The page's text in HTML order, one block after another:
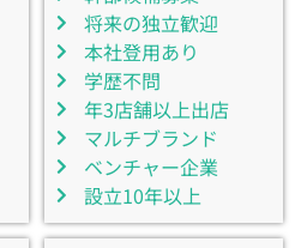
将来の独立歓迎
本社登用あり
学歴不問
年3店舗以上出店
マルチブランド
ベンチャー企業
設立10年以上